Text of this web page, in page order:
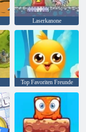
Laserkanone
Top Favoriten Freunde